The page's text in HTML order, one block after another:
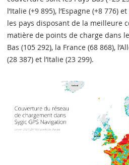
l’Italie (+9 895), l’Espagne (+8 776)
les pays disposant de la meilleure
matière de points de charge dans
Bas (105 292), la France (68 868),
(28 387) et l’Italie (23 299).